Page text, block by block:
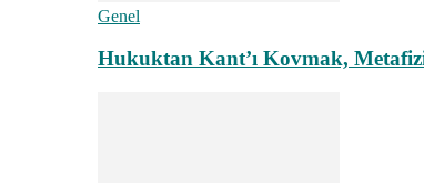
Genel
Hukuktan Kant’ı Kovmak,